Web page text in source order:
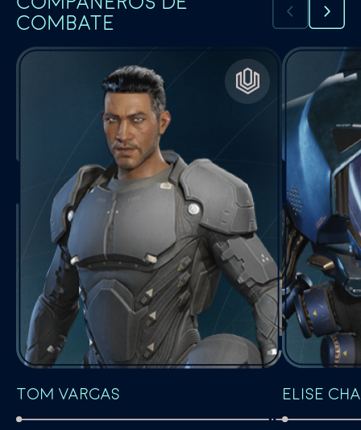
COMBATE
Tom Vargas Elise